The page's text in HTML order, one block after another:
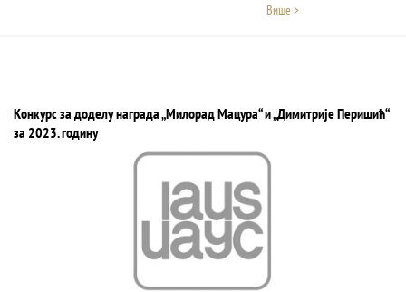
Више >
Конкурс за доделу награда „Милорад Мацура“ и „Димитрије Перишић“
за 2023. годину